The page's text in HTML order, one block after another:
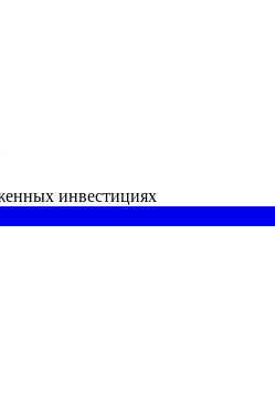
инвестициях